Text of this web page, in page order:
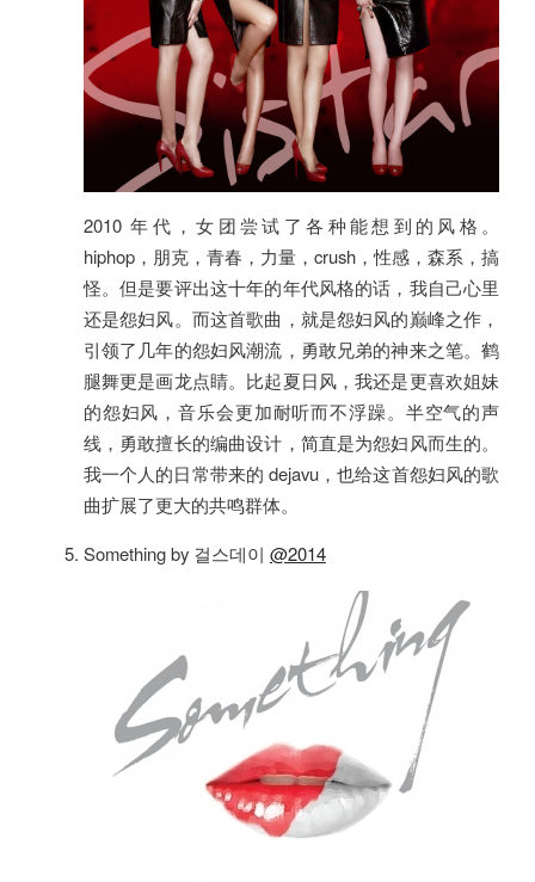
2010 年代，女团尝试了各种能想到的风格。
hiphop，朋克，青春，力量，crush，性感，森系，搞
怪。但是要评出这十年的年代风格的话，我自己心里
还是怨妇风。而这首歌曲，就是怨妇风的巅峰之作，
引领了几年的怨妇风潮流，勇敢兄弟的神来之笔。鹤
腿舞更是画龙点睛。比起夏日风，我还是更喜欢姐妹
的怨妇风，音乐会更加耐听而不浮躁。半空气的声
线，勇敢擅长的编曲设计，简直是为怨妇风而生的。
我一个人的日常带来的 dejavu，也给这首怨妇风的歌
曲扩展了更大的共鸣群体。
Something by 걸스데이 @2014